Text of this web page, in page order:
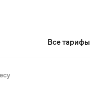
Все тарифы